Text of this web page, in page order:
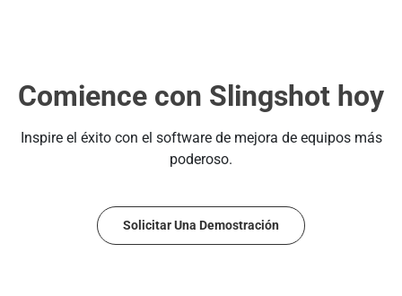
Comience con Slingshot hoy
Inspire el éxito con el software de mejora de equipos más
poderoso.
Solicitar Una Demostración